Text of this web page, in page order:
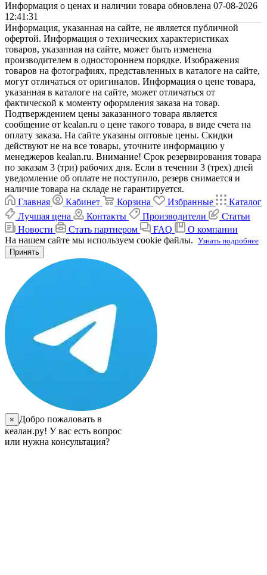
Информация о ценах и наличии товара обновлена 07-08-2026
12:41:31
Информация, указанная на сайте, не является публичной
офертой. Информация о технических характеристиках
товаров, указанная на сайте, может быть изменена
производителем в одностороннем порядке. Изображения
товаров на фотографиях, представленных в каталоге на сайте,
могут отличаться от оригиналов. Информация о цене товара,
указанная в каталоге на сайте, может отличаться от
фактической к моменту оформления заказа на товар.
Подтверждением цены заказанного товара является
сообщение от kealan.ru о цене такого товара, в виде счета на
оплату заказа. На сайте указаны оптовые цены. Скидки
действуют не на все товары, уточните информацию у
менеджеров kealan.ru. Внимание! Срок резервирования товара
по заказам 3 (три) рабочих дня. Если в течении 3 (трех) дней
уведомление об оплате не поступило, резерв снимается и
наличие товара на складе не гарантируется.
Главная
Кабинет Корзина Избранные
Каталог
Лучшая цена
Контакты Производители
Статьи
Новости
Стать партнером FAQ
О компании
На нашем сайте мы используем cookie файлы. Узнать подробнее
Принять
×
Добро пожаловать в
кеалан.ру! У вас есть вопрос
или нужна консультация?